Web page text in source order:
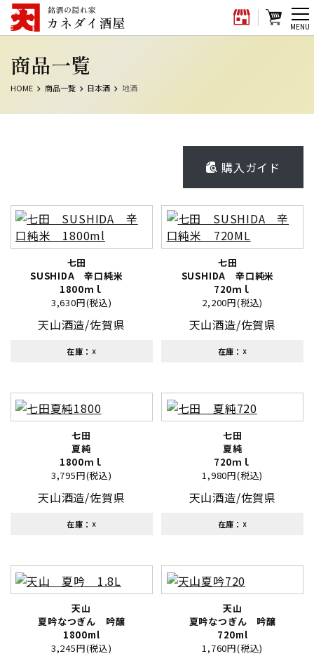
商品一覧
HOME 商品一覧 日本酒 地酒
購入ガイド
七田
SUSHIDA 辛口純米
1800ｍｌ
3,630円(税込)
天山酒造/佐賀県
在庫：☓
七田
SUSHIDA 辛口純米
720ｍｌ
2,200円(税込)
天山酒造/佐賀県
在庫：☓
七田
夏純
1800ｍｌ
3,795円(税込)
天山酒造/佐賀県
在庫：☓
七田
夏純
720ｍｌ
1,980円(税込)
天山酒造/佐賀県
在庫：☓
天山
夏吟なつぎん 吟醸
1800ml
3,245円(税込)
天山
夏吟なつぎん 吟醸
720ml
1,760円(税込)
メ
MENU